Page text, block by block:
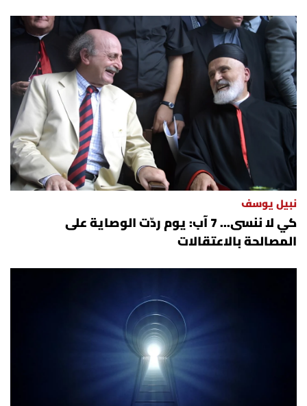
نبيل يوسف
كي لا ننسى... 7 آب: يوم ردّت الوصاية على
المصالحة بالاعتقالات